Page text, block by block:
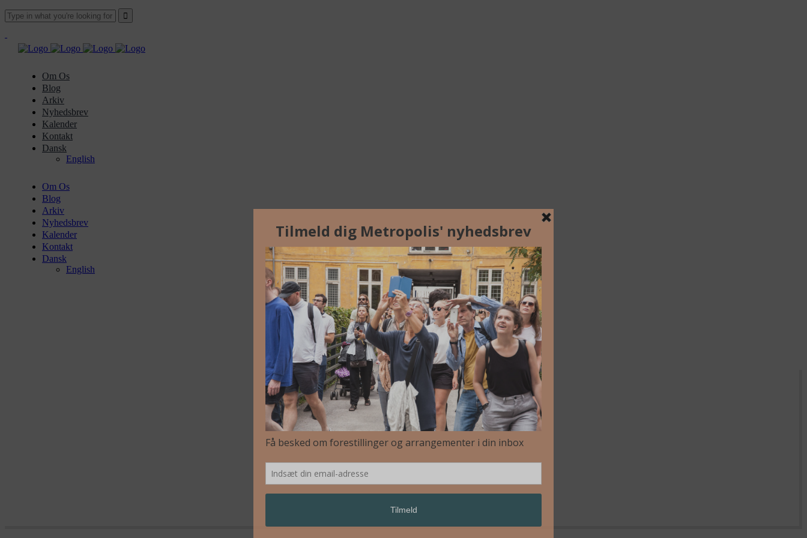
Om Os
Blog
Arkiv
Nyhedsbrev
Kalender
Kontakt
Dansk
English
Om Os
Blog
Arkiv
Nyhedsbrev
Kalender
Kontakt
Dansk
English